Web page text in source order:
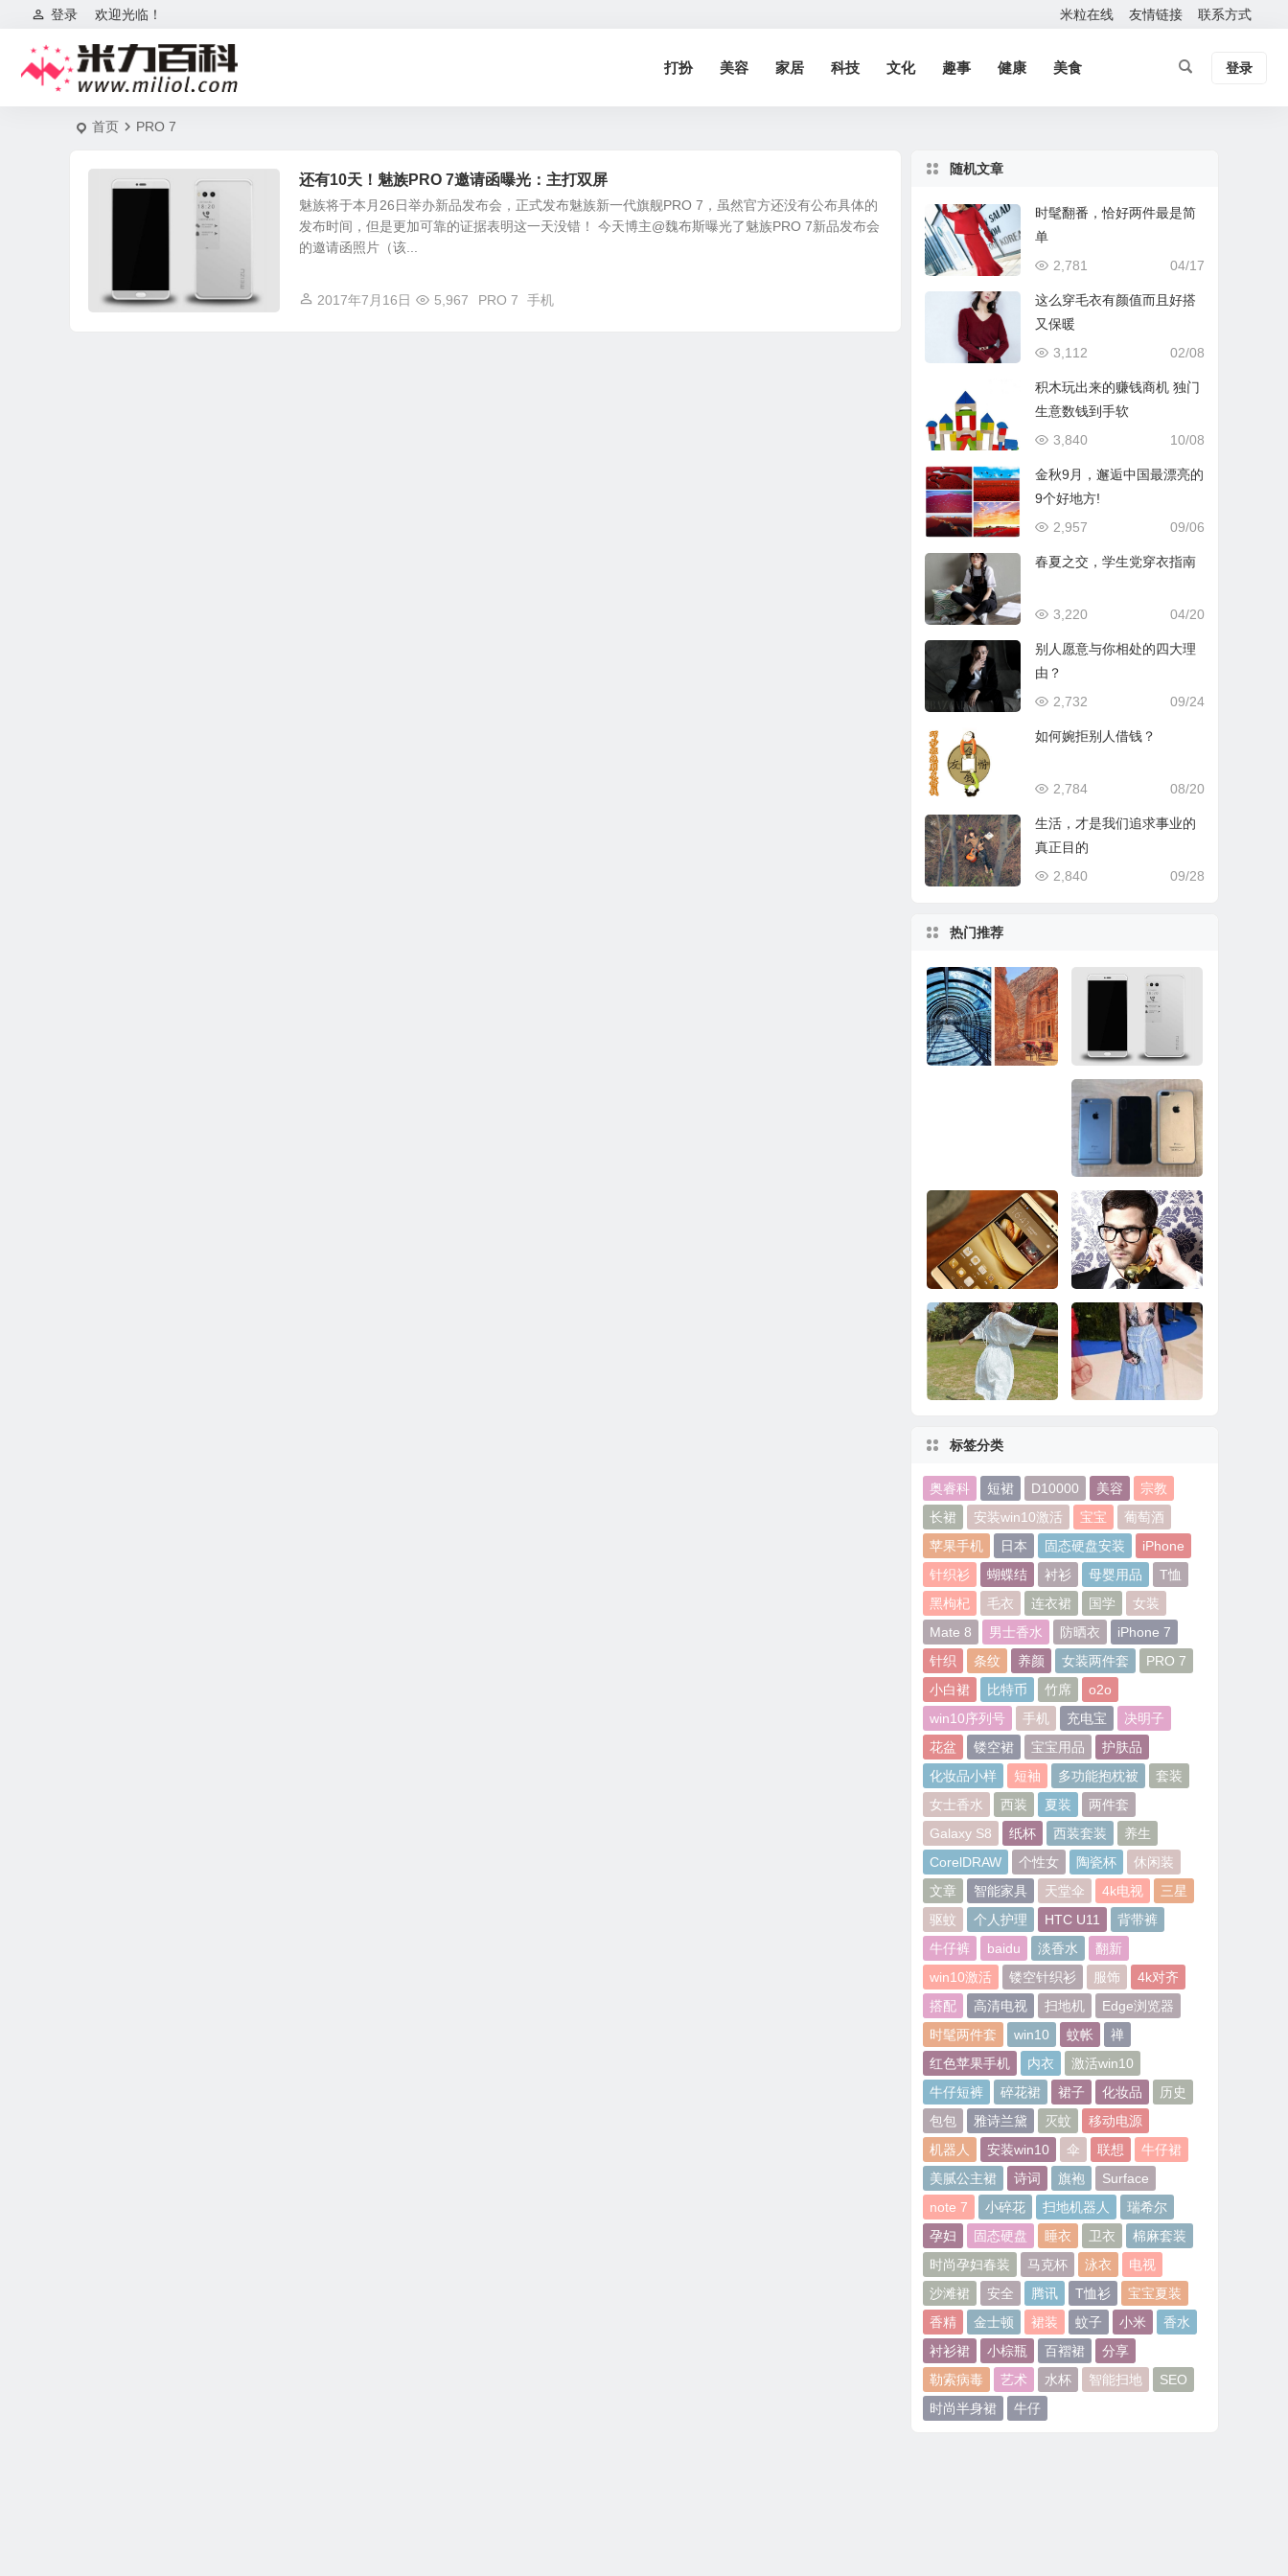
欢迎光临！
登录 米粒在线 友情链接 联系方式
打扮 美容 家居 科技 文化 趣事 健康 美食 登录
首页 PRO 7
还有10天！魅族PRO 7邀请函曝光：主打双屏
魅族将于本月26日举办新品发布会，正式发布魅族新一代旗舰PRO 7，虽然官方还没有公布具体的
发布时间，但是更加可靠的证据表明这一天没错！ 今天博主@魏布斯曝光了魅族PRO 7新品发布会
的邀请函照片（该...
2017年7月16日 5,967 PRO 7 手机
随机文章
时髦翻番，恰好两件最是简
单
04/17
2,781
这么穿毛衣有颜值而且好搭
又保暖
02/08
3,112
积木玩出来的赚钱商机 独门
生意数钱到手软
10/08
3,840
金秋9月，邂逅中国最漂亮的
9个好地方!
09/06
2,957
春夏之交，学生党穿衣指南
04/20
3,220
别人愿意与你相处的四大理
由？
09/24
2,732
如何婉拒别人借钱？
08/20
2,784
生活，才是我们追求事业的
真正目的
09/28
2,840
热门推荐
还有10天！魅族PRO
7邀请函曝光：主打双
屏
Surface Pro推送固件
修复关机BUG：依然
没彻底解决
iPhone 8想要真正的
成功到底有多难？
华为Mate 8系统更
新：玩《王者荣耀》
更流畅
十大最奇葩手机配件
看完果然大开眼界
变形记
毛边趋势
标签分类
奥睿科 短裙 D10000 美容
宗教
长裙
安装win10激活 宝宝
葡萄酒
苹果手机
日本 固态硬盘安装
iPhone
针织衫
蝴蝶结 衬衫 母婴用品
T恤
黑枸杞
毛衣 连衣裙 国学
女装
Mate 8
男士香水 防晒衣
iPhone 7
针织
条纹 养颜 女装两件套
PRO 7
小白裙
比特币 竹席
o2o
win10序列号
手机 充电宝
决明子
花盆
镂空裙 宝宝用品
护肤品
化妆品小样
短袖 多功能抱枕被
套装
女士香水
西装 夏装
两件套
Galaxy S8
纸杯 西装套装
养生
CorelDRAW
个性女 陶瓷杯
休闲装
文章
智能家具 天堂伞 4k电视
三星
驱蚊
个人护理 HTC U11
背带裤
牛仔裤
baidu 淡香水
翻新
win10激活
镂空针织衫 服饰
4k对齐
搭配
高清电视 扫地机
Edge浏览器
时髦两件套
win10 蚊帐
禅
红色苹果手机
内衣
激活win10
牛仔短裤
碎花裙 裙子 化妆品
历史
包包
雅诗兰黛 灭蚊
移动电源
机器人
安装win10 伞 联想
牛仔裙
美腻公主裙
诗词 旗袍
Surface
note 7
小碎花 扫地机器人
瑞希尔
孕妇
固态硬盘 睡衣 卫衣
棉麻套装
时尚孕妇春装
马克杯 泳衣
电视
沙滩裙
安全 腾讯 T恤衫
宝宝夏装
香精
金士顿 裙装 蚊子 小米
香水
衬衫裙
小棕瓶 百褶裙
分享
勒索病毒
艺术 水杯 智能扫地
SEO
时尚半身裙
牛仔